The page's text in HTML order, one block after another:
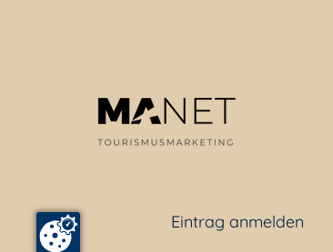
Eintrag anmelden